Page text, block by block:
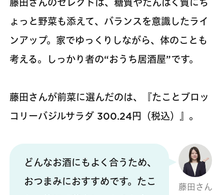
藤田さんのセレクトは、糖質やたんぱく質にち
ょっと野菜も添えて、バランスを意識したライ
ンアップ。家でゆっくりしながら、体のことも
考える。しっかり者の“おうち居酒屋”です。
藤田さんが前菜に選んだのは、『たことブロッ
コリーバジルサラダ 300.24円（税込）』。
藤田さん
どんなお酒にもよく合うため、
おつまみにおすすめです。たこ